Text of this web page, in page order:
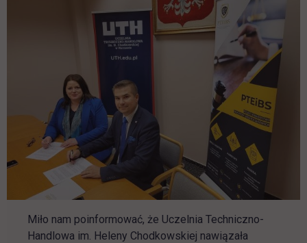
Miło nam poinformować, że Uczelnia Techniczno-
Handlowa im. Heleny Chodkowskiej nawiązała